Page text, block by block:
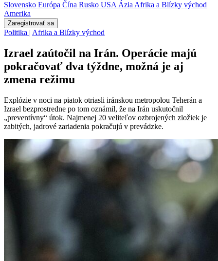
Slovensko Európa Čína Rusko USA ÁziaAfrika a Blízky východ
Amerika
Zaregistrovať sa
Politika | Afrika a Blízky východ
Izrael zaútočil na Irán. Operácie majú
pokračovať dva týždne, možná je aj
zmena režimu
Explózie v noci na piatok otriasli iránskou metropolou Teherán a
Izrael bezprostredne po tom oznámil, že na Irán uskutočnil
„preventívny“ útok. Najmenej 20 veliteľov ozbrojených zložiek je
zabitých, jadrové zariadenia pokračujú v prevádzke.